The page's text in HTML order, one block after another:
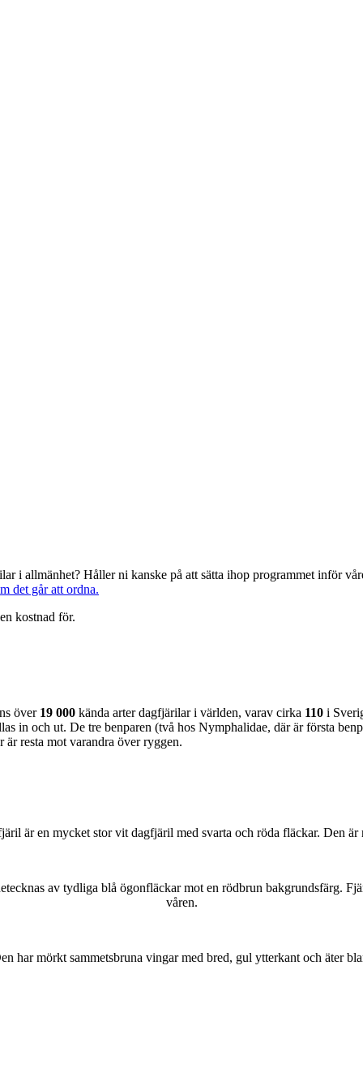
i allmänhet? Håller ni kanske på att sätta ihop programmet inför
det går att ordna.
kostnad för.
över 19 000 kända arter dagfjärilar i världen, varav cirka 110 i
in och ut. De tre benparen (två hos Nymphalidae, där är första
resta mot varandra över ryggen.
är en mycket stor vit dagfjäril med svarta och röda fläckar. Den
av tydliga blå ögonfläckar mot en rödbrun bakgrundsfärg.
våren.
har mörkt sammetsbruna vingar med bred, gul ytterkant och äter